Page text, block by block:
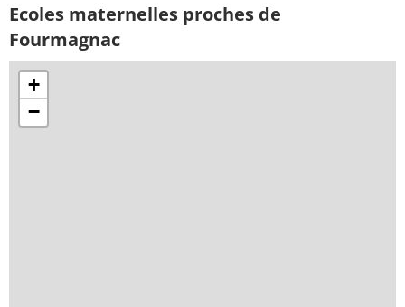
Ecoles maternelles proches de
Fourmagnac
+
−